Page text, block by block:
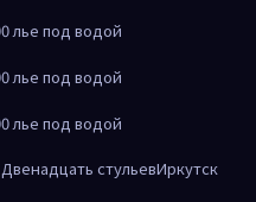
лье под водой
лье под водой
лье под водой
стульевИркутск